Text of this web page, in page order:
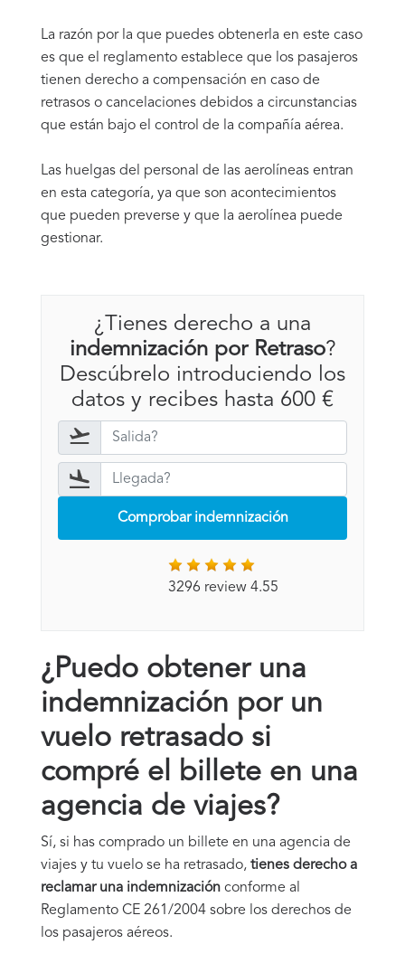
La razón por la que puedes obtenerla en este caso
es que el reglamento establece que los pasajeros
tienen derecho a compensación en caso de
retrasos o cancelaciones debidos a circunstancias
que están bajo el control de la compañía aérea.
Las huelgas del personal de las aerolíneas entran
en esta categoría, ya que son acontecimientos
que pueden preverse y que la aerolínea puede
gestionar.
¿Tienes derecho a una
indemnización por Retraso?
Descúbrelo introduciendo los
datos y recibes hasta 600 €
Comprobar indemnización
3296 review 4.55
¿Puedo obtener una
indemnización por un
vuelo retrasado si
compré el billete en una
agencia de viajes?
Sí, si has comprado un billete en una agencia de
viajes y tu vuelo se ha retrasado, tienes derecho a
reclamar una indemnización conforme al
Reglamento CE 261/2004 sobre los derechos de
los pasajeros aéreos.